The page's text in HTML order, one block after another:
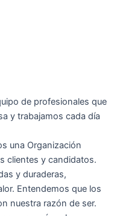
de profesionales que
y trabajamos cada día
una Organización
clientes y candidatos.
y duraderas,
Entendemos que los
nuestra razón de ser.